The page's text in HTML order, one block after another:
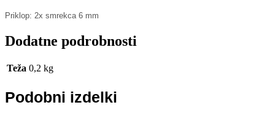
Priklop: 2x smrekca 6 mm
Dodatne podrobnosti
Teža 0,2 kg
Podobni izdelki